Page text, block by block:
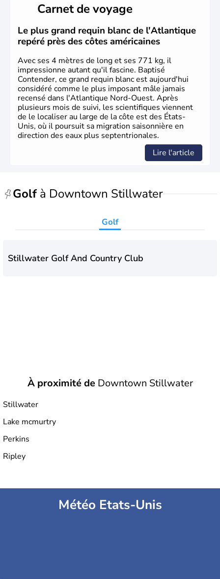
Plusieurs populations se sont succédées avant l'arrivée
des européens, suite à la découverte du continent par
Christophe Colomb en 1492. Les 13 colonies
britanniques proclament la Déclaration d'indépendance
en 1776 et adoptent leur première constitution en 1787.
La conquête de l'Ouest marque ensuite l'entrée dans une
phase de développement intense.
Carnet de voyage
Le plus grand requin blanc de l'Atlantique
repéré près des côtes américaines
Avec ses 4 mètres de long et ses 771 kg, il
impressionne autant qu'il fascine. Baptisé
Contender, ce grand requin blanc est aujourd'hui
considéré comme le plus imposant mâle jamais
recensé dans l'Atlantique Nord-Ouest. Après
plusieurs mois de suivi, les scientifiques viennent
de le localiser au large de la côte est des États-
Unis, où il poursuit sa migration saisonnière en
direction des eaux plus septentrionales.
Lire l'article
Golf à Downtown Stillwater
Golf
Stillwater Golf And Country Club
À proximité deDowntown Stillwater
Stillwater
Lake mcmurtry
Perkins
Ripley
Météo Etats-Unis